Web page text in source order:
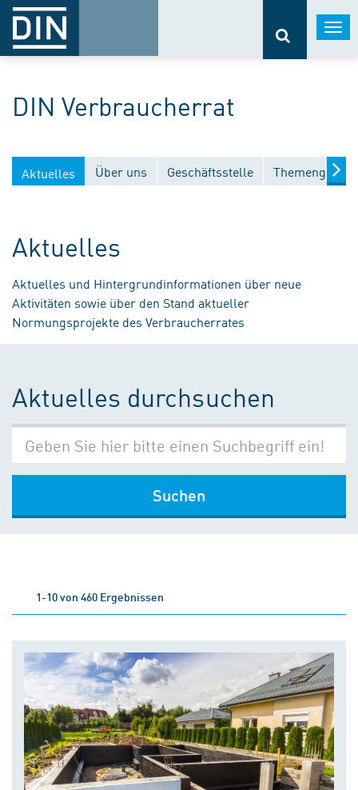
DIN Verbraucherrat
Aktuelles Über uns Geschäftsstelle
Aktuelles
Aktuelles und Hintergrundinformationen über neue
Aktivitäten sowie über den Stand aktueller
Normungsprojekte des Verbraucherrates
Aktuelles durchsuchen
Suchen
1-10 von 460 Ergebnissen